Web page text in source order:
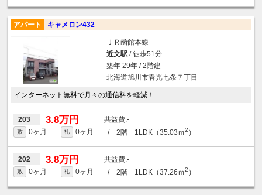
アパート キャメロン432
ＪＲ函館本線
近文駅/ 徒歩51分
築年 29年 / 2階建
北海道旭川市春光七条７丁目
インターネット無料で月々の通信料を軽減！
203 3.8万円 -
敷 0ヶ月 礼 0ヶ月 / 2階 1LDK（35.03ｍ2 ）
202 3.8万円 -
敷 0ヶ月 礼 0ヶ月 / 2階 1LDK（37.26ｍ2 ）